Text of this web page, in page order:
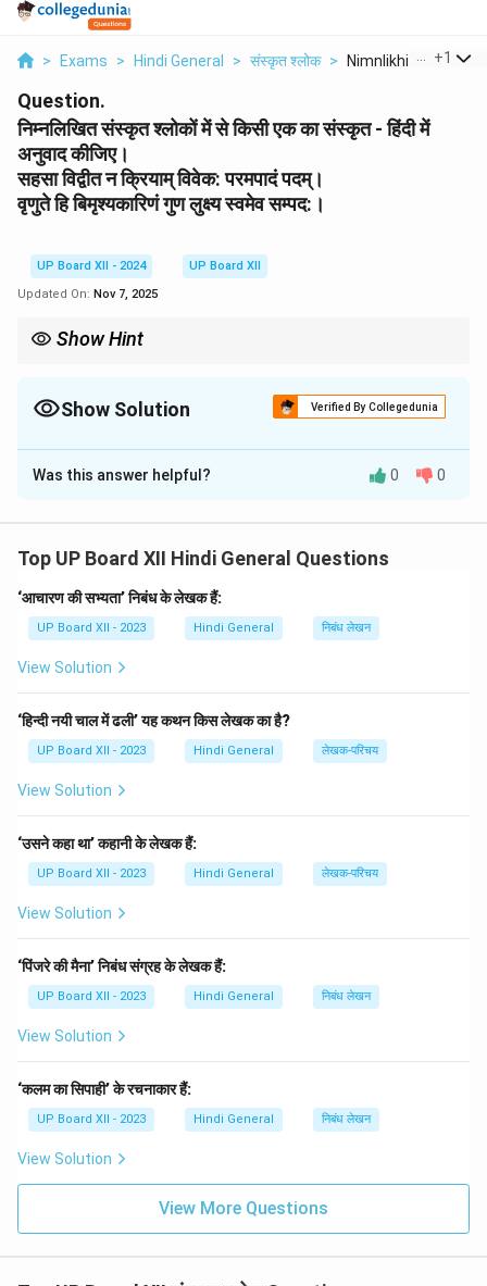
> Exams > Hindi General > संस्कृत श्लोक > Nimnlikhit Sanskrit
+1
Question.
निम्नलिखित संस्कृत श्लोकों में से किसी एक का संस्कृत - हिंदी में
अनुवाद कीजिए।
सहसा विद्वीत न क्रियाम् विवेक: परमपादं पदम्।
वृणुते हि बिमृश्यकारिणं गुण लुक्ष्य स्वमेव सम्पद:।
UP Board XII - 2024
UP Board XII
Updated On: Nov 7, 2025
Show Hint
Show Solution Verified By Collegedunia
Solution and Explanation
संस्कृत श्लोक का हिंदी में अनुवाद:
के लिए विवेक की आवश्यकता होती है जो परमपद तक पहुँचने का मार्ग
प्रशस्त करता है।
2.वृणुते हि बिमृश्यकारिणं गुण लुक्ष्य स्वमेव सम्पद:।
हिंदी अनुवाद:व्यक्ति केवल अपने गुणों का विचार करता है और अपने
प्रयासों से ही वह समृद्धि प्राप्त करता है।
यह श्लोक ज्ञान, विवेक और समृद्धि की महत्ता को दर्शाता है। इसका
तात्पर्य यह है कि जीवन में सफलता के लिए विवेक और सही निर्णय लेने
की आवश्यकता होती है।
Download Solution in PDF
Was this answer helpful? 0 0
Top UP Board XII Hindi General Questions
‘आचारण की सभ्यता’ निबंध के लेखक हैं:
UP Board XII - 2023 Hindi General निबंध लेखन
View Solution
‘हिन्दी नयी चाल में ढली’ यह कथन किस लेखक का है?
UP Board XII - 2023 Hindi General लेखक-परिचय
View Solution
‘उसने कहा था’ कहानी के लेखक हैं:
UP Board XII - 2023 Hindi General लेखक-परिचय
View Solution
‘पिंजरे की मैना’ निबंध संग्रह के लेखक हैं:
UP Board XII - 2023 Hindi General निबंध लेखन
View Solution
‘कलम का सिपाही’ के रचनाकार हैं:
UP Board XII - 2023 Hindi General निबंध लेखन
View Solution
View More Questions